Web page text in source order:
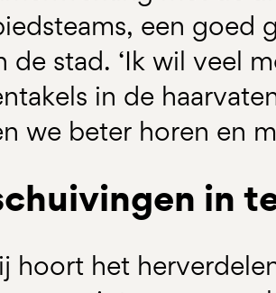
een goed
de stad. ‘Ik wil veel
in de
we beter horen en
in
hoort het